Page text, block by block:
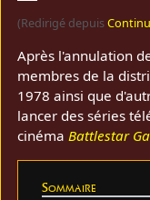
(Redirigé depuis
Après l'annulation
membres de la
1978 ainsi que
lancer des séries
cinémaBattlestar
Sommaire